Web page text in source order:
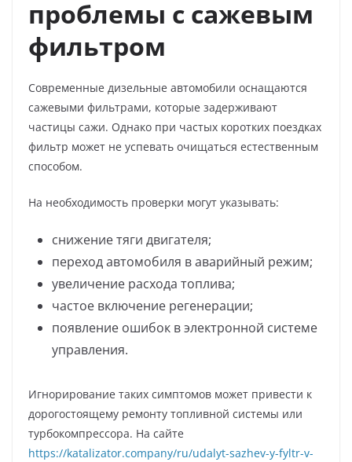
проблемы с сажевым
фильтром
Современные дизельные автомобили оснащаются
сажевыми фильтрами, которые задерживают
частицы сажи. Однако при частых коротких поездках
фильтр может не успевать очищаться естественным
способом.
На необходимость проверки могут указывать:
снижение тяги двигателя;
переход автомобиля в аварийный режим;
увеличение расхода топлива;
частое включение регенерации;
появление ошибок в электронной системе
управления.
Игнорирование таких симптомов может привести к
дорогостоящему ремонту топливной системы или
турбокомпрессора. На сайте
https://katalizator.company/ru/udalyt-sazhev-y-fyltr-v-